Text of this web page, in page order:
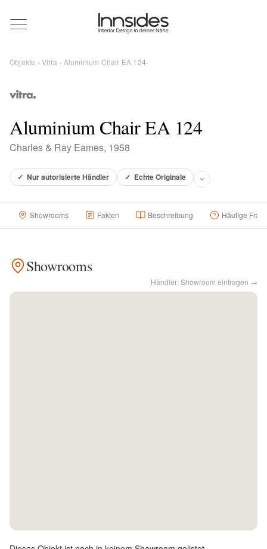
Magazin
Showrooms
Über uns
Kontakt
English
Objekte ›Vitra › Aluminium Chair EA 124
Aluminium Chair EA 124
Charles & Ray Eames, 1958
✓ Nur autorisierte Händler ✓ Echte Originale
Showrooms Fakten Beschreibung Häufige
Showrooms
Händler: Showroom eintragen →